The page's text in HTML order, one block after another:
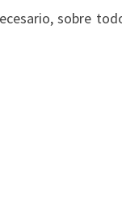
sobre